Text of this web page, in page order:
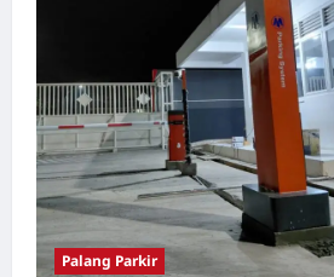
Palang Parkir